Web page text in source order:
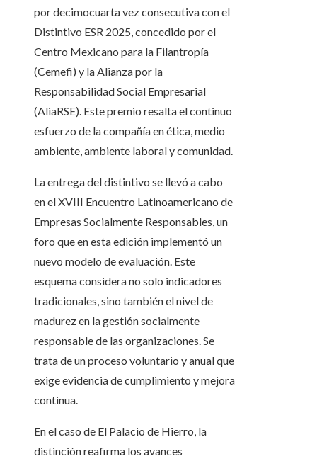
por decimocuarta vez consecutiva con el
Distintivo ESR 2025, concedido por el
Centro Mexicano para la Filantropía
(Cemefi) y la Alianza por la
Responsabilidad Social Empresarial
(AliaRSE). Este premio resalta el continuo
esfuerzo de la compañía en ética, medio
ambiente, ambiente laboral y comunidad.
La entrega del distintivo se llevó a cabo
en el XVIII Encuentro Latinoamericano de
Empresas Socialmente Responsables, un
foro que en esta edición implementó un
nuevo modelo de evaluación. Este
esquema considera no solo indicadores
tradicionales, sino también el nivel de
madurez en la gestión socialmente
responsable de las organizaciones. Se
trata de un proceso voluntario y anual que
exige evidencia de cumplimiento y mejora
continua.
En el caso de El Palacio de Hierro, la
distinción reafirma los avances